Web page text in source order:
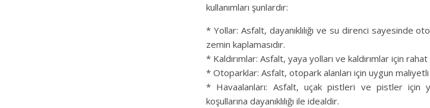
kullanımları şunlardır:
* Yollar: Asfalt, dayanıklılığı ve su direnci sayesinde
zemin kaplamasıdır.
* Kaldırımlar: Asfalt, yaya yolları ve kaldırımlar için
* Otoparklar: Asfalt, otopark alanları için uygun maliyetli
* Havaalanları: Asfalt, uçak pistleri ve pistler için
koşullarına dayanıklılığı ile idealdir.